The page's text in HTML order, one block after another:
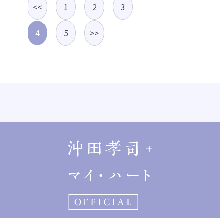
<< 1 2 3
4 5 >>